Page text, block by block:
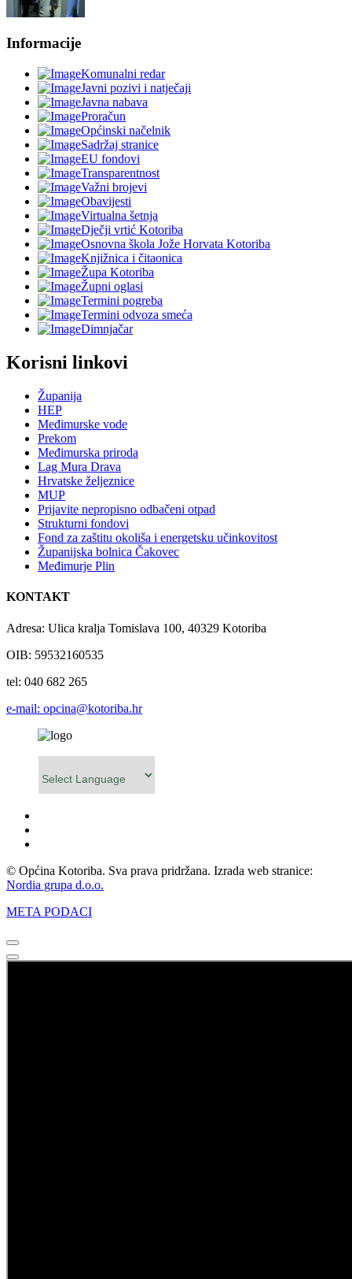
Informacije
Komunalni redar
Javni pozivi i natječaji
Javna nabava
Proračun
Općinski načelnik
Sadržaj stranice
EU fondovi
Transparentnost
Važni brojevi
Obavijesti
Virtualna šetnja
Dječji vrtić Kotoriba
Osnovna škola Jože Horvata Kotoriba
Knjižnica i čitaonica
Župa Kotoriba
Župni oglasi
Termini pogreba
Termini odvoza smeća
Dimnjačar
Korisni linkovi
Županija
HEP
Međimurske vode
Prekom
Međimurska priroda
Lag Mura Drava
Hrvatske željeznice
MUP
Prijavite nepropisno odbačeni otpad
Strukturni fondovi
Fond za zaštitu okoliša i energetsku učinkovitost
Županijska bolnica Čakovec
Međimurje Plin
KONTAKT
Adresa: Ulica kralja Tomislava 100, 40329 Kotoriba
OIB: 59532160535
tel: 040 682 265
e-mail: opcina@kotoriba.hr
© Općina Kotoriba. Sva prava pridržana. Izrada web stranice:
Nordia grupa d.o.o.
META PODACI